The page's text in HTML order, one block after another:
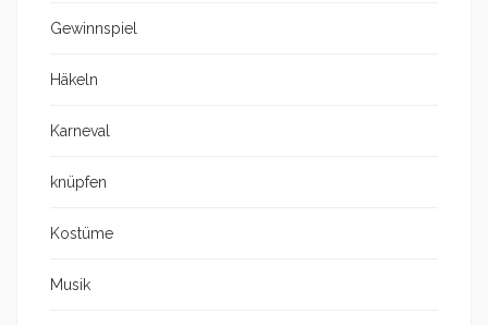
Gewinnspiel
Häkeln
Karneval
knüpfen
Kostüme
Musik